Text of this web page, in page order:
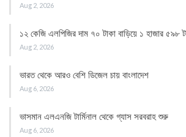
Aug 2, 2026
১২ কেজি এলপিজির দাম ৭০ টাকা বাড়িয়ে ১ হাজার ৫৯৮
Aug 2, 2026
ভারত থেকে আরও বেশি ডিজেল চায় বাংলাদেশ
Aug 6, 2026
ভাসমান এলএনজি টার্মিনাল থেকে গ্যাস সরবরাহ শুরু
Aug 6, 2026